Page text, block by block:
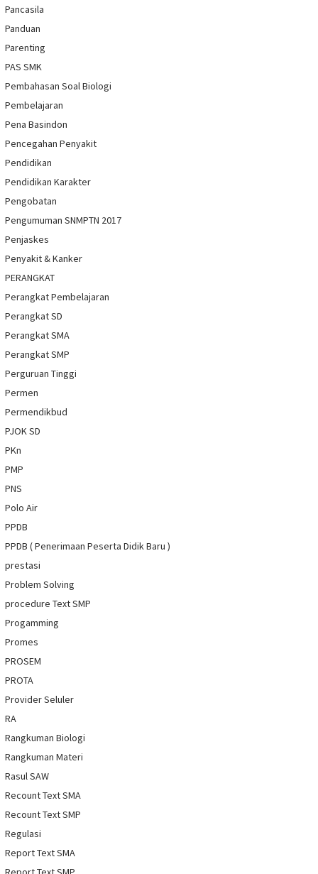
Pancasila
Panduan
Parenting
PAS SMK
Pembahasan Soal Biologi
Pembelajaran
Pena Basindon
Pencegahan Penyakit
Pendidikan
Pendidikan Karakter
Pengobatan
Pengumuman SNMPTN 2017
Penjaskes
Penyakit & Kanker
PERANGKAT
Perangkat Pembelajaran
Perangkat SD
Perangkat SMA
Perangkat SMP
Perguruan Tinggi
Permen
Permendikbud
PJOK SD
PKn
PMP
PNS
Polo Air
PPDB
PPDB ( Penerimaan Peserta Didik Baru )
prestasi
Problem Solving
procedure Text SMP
Progamming
Promes
PROSEM
PROTA
Provider Seluler
RA
Rangkuman Biologi
Rangkuman Materi
Rasul SAW
Recount Text SMA
Recount Text SMP
Regulasi
Report Text SMA